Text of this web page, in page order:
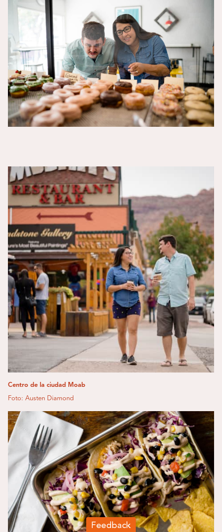
Centro de la ciudad Moab
Foto: Austen Diamond